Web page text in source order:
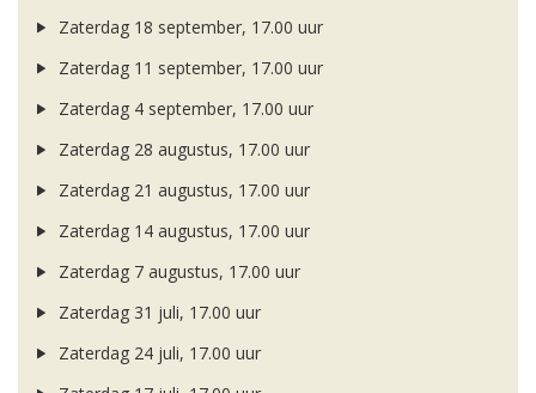
Zaterdag 18 september, 17.00 uur
Zaterdag 11 september, 17.00 uur
Zaterdag 4 september, 17.00 uur
Zaterdag 28 augustus, 17.00 uur
Zaterdag 21 augustus, 17.00 uur
Zaterdag 14 augustus, 17.00 uur
Zaterdag 7 augustus, 17.00 uur
Zaterdag 31 juli, 17.00 uur
Zaterdag 24 juli, 17.00 uur